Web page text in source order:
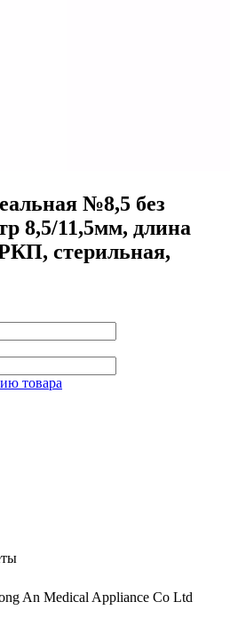
№8,5 без
8,5/11,5мм, длина
стерильная,
товара
An Medical Appliance Co Ltd